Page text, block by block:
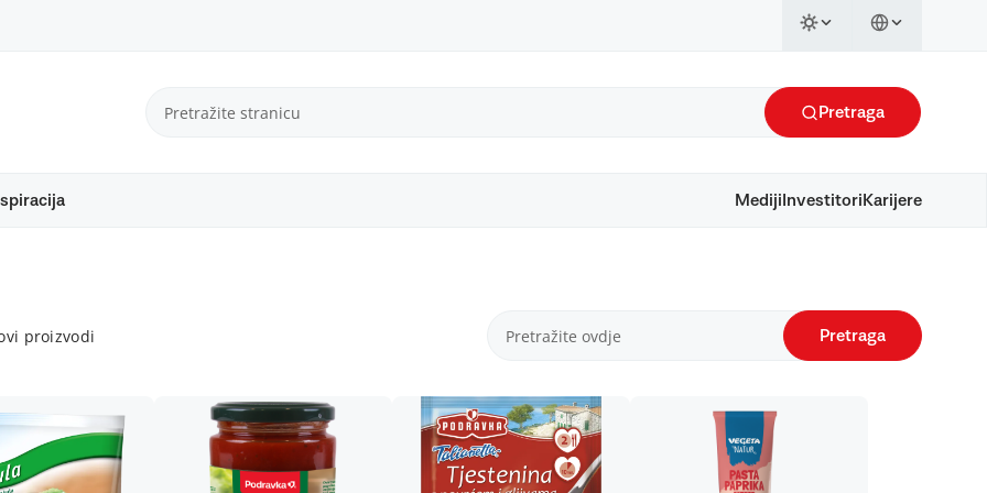
Pretraga
Mediji Investitori Karijere
proizvodi Pretraga